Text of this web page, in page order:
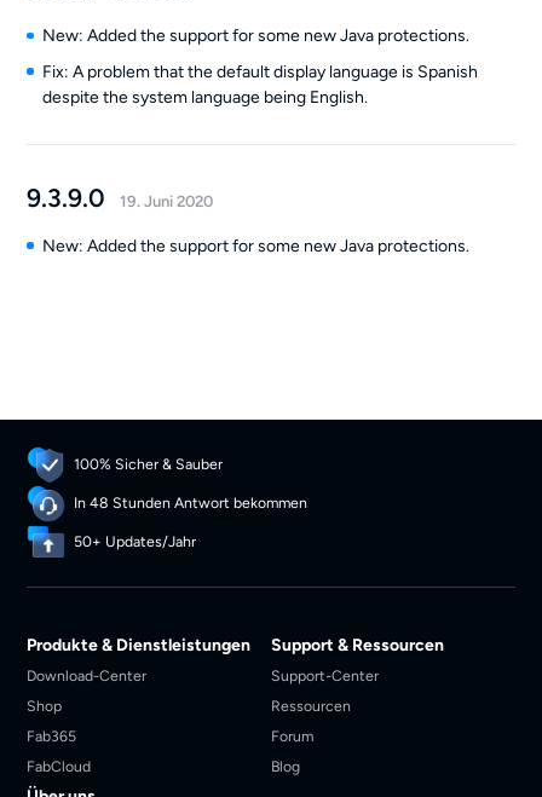
New: Added the support for some new Java protections.
Fix: A problem that the default display language is Spanish
despite the system language being English.
9.3.9.0 19. Juni 2020
New: Added the support for some new Java protections.
100% Sicher & Sauber
In 48 Stunden Antwort bekommen
50+ Updates/Jahr
Produkte & Dienstleistungen
Download-Center
Shop
Fab365
FabCloud
Support & Ressourcen
Support-Center
Ressourcen
Forum
Blog